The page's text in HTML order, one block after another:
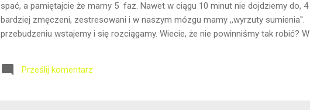
spać, a pamiętajcie że mamy 5 faz. Nawet w ciągu 10 minut nie dojdziemy do,
bardziej zmęczeni, zestresowani i w naszym mózgu mamy ,,wyrzuty
przebudzeniu wstajemy i się rozciągamy. Wiecie, że nie powinniśmy tak robić?
wiecie o tym, że nie powinno się pić kawy z rana ? Mamy w sobie tyle kortyzolu,
szybko obniża i po południu czujemy się ospali. Najbardziej odczujemy to
Prześlij komentarz